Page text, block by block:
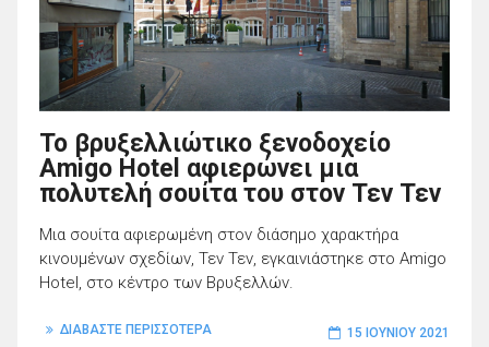
To βρυξελλιώτικο ξενοδοχείο
Amigo Hotel αφιερώνει μια
πολυτελή σουίτα του στον Τεν Τεν
Μια σουίτα αφιερωμένη στον διάσημο χαρακτήρα
κινουμένων σχεδίων, Τεν Τεν, εγκαινιάστηκε στο Amigo
Hotel, στο κέντρο των Βρυξελλών.
ΔΙΑΒΑΣΤΕ ΠΕΡΙΣΣΟΤΕΡΑ 15 ΙΟΥΝΊΟΥ 2021